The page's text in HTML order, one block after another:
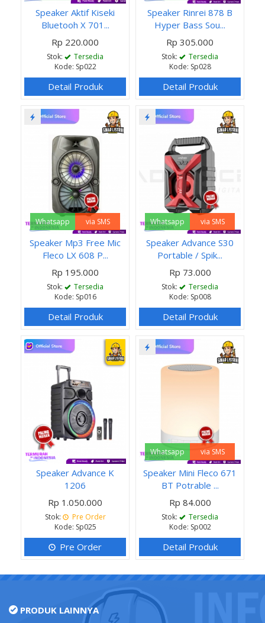
Speaker Aktif Kiseki
Bluetooh X 701...
Rp 220.000
Stok:
Tersedia
Kode: Sp022
Detail Produk
Speaker Rinrei 878 B
Hyper Bass Sou...
Rp 305.000
Stok:
Tersedia
Kode: Sp028
Detail Produk
Whatsapp via SMS
Speaker Mp3 Free Mic
Fleco LX 608 P...
Rp 195.000
Stok:
Tersedia
Kode: Sp016
Detail Produk
Whatsapp via SMS
Speaker Advance S30
Portable / Spik...
Rp 73.000
Stok:
Tersedia
Kode: Sp008
Detail Produk
Speaker Advance K
1206
Rp 1.050.000
Stok:
Pre Order
Kode: Sp025
Pre Order
Whatsapp via SMS
Speaker Mini Fleco 671
BT Potrable ...
Rp 84.000
Stok:
Tersedia
Kode: Sp002
Detail Produk
PRODUK LAINNYA